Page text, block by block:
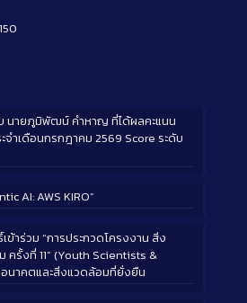
นายภูมิพัฒน์ คำหาญ ที่ได้ผลคะแนน
จำเดือนกรกฎาคม 2569 Score ระดับ
AI: AWS KIRO”
ข้าร่วม “การประกวดโครงงาน สิ่ง
ครั้งที่ 11” (Youth Scientists &
นาคตและสิ่งแวดล้อมที่ยั่งยืน